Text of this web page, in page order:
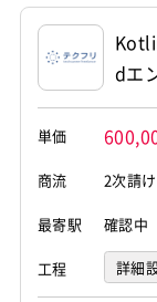
dエ
単価
商流
2次請け
最寄駅 確認中
工程 詳細